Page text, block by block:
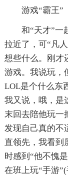
游戏“霸王”
和“天才”一起
拉近了，可“凡
想些什么。刚才
游戏。我说玩，
LOL是个什么东
我又说，哦，是
末回去陪他玩一
发现自己真的不
直领先，我看到
时感到“他不愧
在班上玩“手游